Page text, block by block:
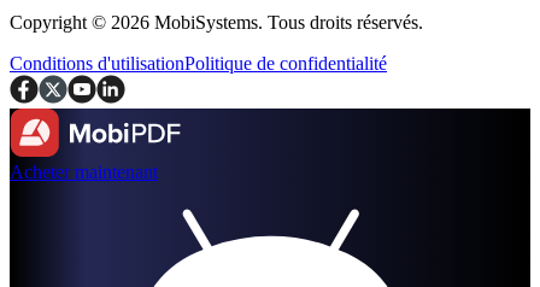
Copyright © 2026 MobiSystems. Tous droits réservés.
Conditions d'utilisationPolitique de confidentialité
Acheter maintenant